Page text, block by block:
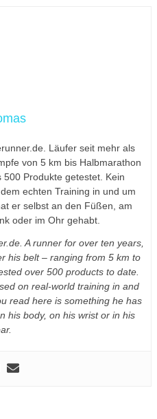
Läufer seit mehr als
von 5 km bis Halbmarathon
Produkte getestet. Kein
echten Training in und um
er selbst an den Füßen, am
oder im Ohr gehabt.
A runner for over ten years,
his belt – ranging from 5 km to
over 500 products to date.
on real-world training in and
read here is something he has
his body, on his wrist or in his